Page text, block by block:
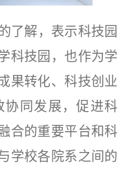
了解，表示科技园
科技园，也作为学
果转化、科技创业
协同发展，促进科
合的重要平台和科
学校各院系之间的